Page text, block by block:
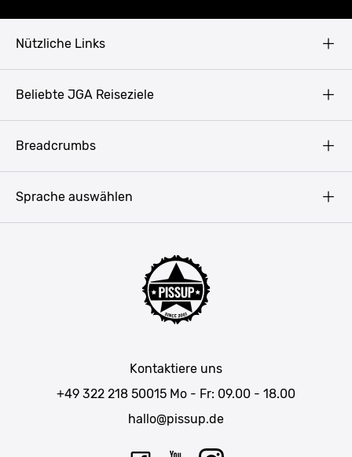
Nützliche Links
Presse
Mannschaftsfahrt Ideen
Beliebte JGA Reiseziele
Bukarest
Breadcrumbs
Kontaktiere uns
+49 322 218 50015 Mo - Fr: 09.00 - 18.00
hallo@pissup.de
Sprache auswählen